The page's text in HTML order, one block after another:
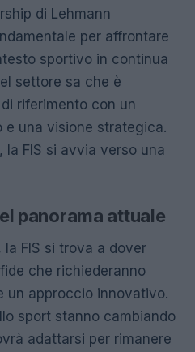
di Lehmann
per affrontare
sportivo in continua
settore sa che è
riferimento con un
e una visione strategica.
la FIS si avvia verso una
panorama attuale
la FIS si trova a dover
che richiederanno
un approccio innovativo.
sport stanno cambiando
adattarsi per rimanere